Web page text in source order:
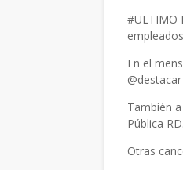
#ULTIMO
En el
También
Pública RD.
Otras